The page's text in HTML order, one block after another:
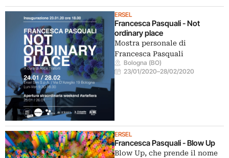
ERSEL
Francesca Pasquali - Not
ordinary place
Mostra personale di
Francesca Pasquali
Bologna (BO)
23/01/2020–28/02/2020
ERSEL
Francesca Pasquali - Blow Up
Blow Up, che prende il nome